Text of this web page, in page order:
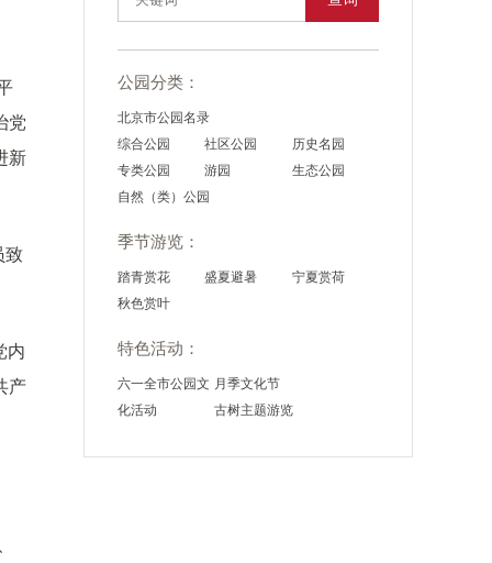
党
新
致
内
产
公园分类：
北京市公园名录
综合公园
社区公园
历史名园
专类公园
游园
生态公园
自然（类）公园
季节游览：
踏青赏花 盛夏避暑
宁夏赏荷
秋色赏叶
特色活动：
六一全市公园文
化活动
月季文化节
古树主题游览